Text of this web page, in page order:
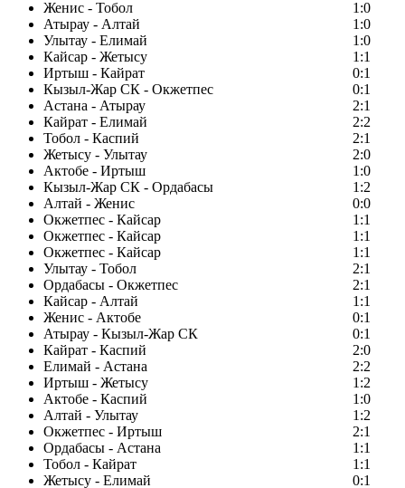
Женис - Тобол
1:0
Атырау - Алтай
1:0
Улытау - Елимай
1:0
Кайсар - Жетысу
1:1
Иртыш - Кайрат
0:1
Кызыл-Жар СК - Окжетпес
0:1
Астана - Атырау
2:1
Кайрат - Елимай
2:2
Тобол - Каспий
2:1
Жетысу - Улытау
2:0
Актобе - Иртыш
1:0
Кызыл-Жар СК - Ордабасы
1:2
Алтай - Женис
0:0
Окжетпес - Кайсар
1:1
Окжетпес - Кайсар
1:1
Окжетпес - Кайсар
1:1
Улытау - Тобол
2:1
Ордабасы - Окжетпес
2:1
Кайсар - Алтай
1:1
Женис - Актобе
0:1
Атырау - Кызыл-Жар СК
0:1
Кайрат - Каспий
2:0
Елимай - Астана
2:2
Иртыш - Жетысу
1:2
Актобе - Каспий
1:0
Алтай - Улытау
1:2
Окжетпес - Иртыш
2:1
Ордабасы - Астана
1:1
Тобол - Кайрат
1:1
Жетысу - Елимай
0:1